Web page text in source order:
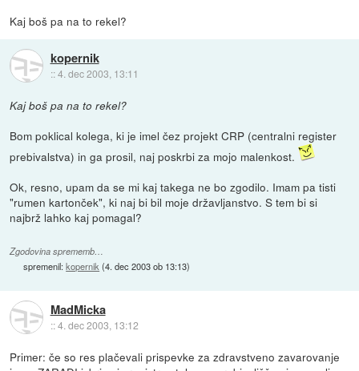
Kaj boš pa na to rekel?
kopernik
::4. dec 2003, 13:11
Kaj boš pa na to rekel?
Bom poklical kolega, ki je imel čez projekt CRP (centralni register
prebivalstva) in ga prosil, naj poskrbi za mojo malenkost.
Ok, resno, upam da se mi kaj takega ne bo zgodilo. Imam pa tisti
"rumen kartonček", ki naj bi bil moje državljanstvo. S tem bi si
najbrž lahko kaj pomagal?
Zgodovina sprememb…
spremenil:kopernik (4. dec 2003 ob 13:13)
MadMicka
::4. dec 2003, 13:12
Primer: če so res plačevali prispevke za zdravstveno zavarovanje